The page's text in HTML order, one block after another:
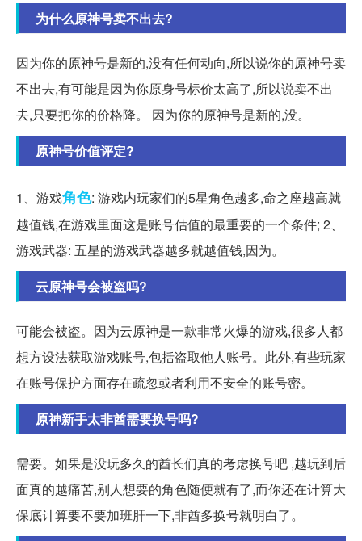
为什么原神号卖不出去?
因为你的原神号是新的,没有任何动向,所以说你的原神号卖
不出去,有可能是因为你原身号标价太高了,所以说卖不出
去,只要把你的价格降。 因为你的原神号是新的,没。
原神号价值评定?
1、游戏角色: 游戏内玩家们的5星角色越多,命之座越高就
越值钱,在游戏里面这是账号估值的最重要的一个条件; 2、
游戏武器: 五星的游戏武器越多就越值钱,因为。
云原神号会被盗吗?
可能会被盗。因为云原神是一款非常火爆的游戏,很多人都
想方设法获取游戏账号,包括盗取他人账号。此外,有些玩家
在账号保护方面存在疏忽或者利用不安全的账号密。
原神新手太非酋需要换号吗?
需要。如果是没玩多久的酋长们真的考虑换号吧 ,越玩到后
面真的越痛苦,别人想要的角色随便就有了,而你还在计算大
保底计算要不要加班肝一下,非酋多换号就明白了。